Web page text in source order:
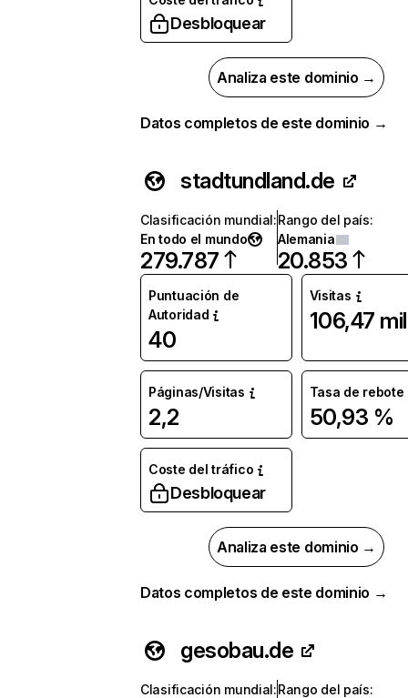
Desbloquear
Analiza este dominio →
Datos completos de este dominio →
stadtundland.de
Clasificación mundial:
En todo el mundo
279.787
Rango del país:
Alemania
20.853
Puntuación de
Autoridad
40
Visitas
106,47 mil
Páginas/Visitas
2,2
Tasa de rebote
50,93 %
Coste del tráfico
Desbloquear
Analiza este dominio →
Datos completos de este dominio →
gesobau.de
Clasificación mundial:Rango del país: